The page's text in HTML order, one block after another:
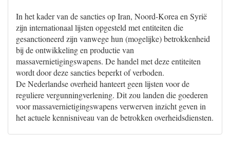
In het kader van de sancties op Iran, Noord-Korea en Syrië
zijn internationaal lijsten opgesteld met entiteiten die
gesanctioneerd zijn vanwege hun (mogelijke) betrokkenheid
bij de ontwikkeling en productie van
massavernietigingswapens. De handel met deze entiteiten
wordt door deze sancties beperkt of verboden.
De Nederlandse overheid hanteert geen lijsten voor de
reguliere vergunningverlening. Dit zou landen die goederen
voor massavernietigingswapens verwerven inzicht geven in
het actuele kennisniveau van de betrokken overheidsdiensten.